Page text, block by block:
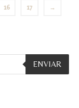
16 17 →
ENVIAR